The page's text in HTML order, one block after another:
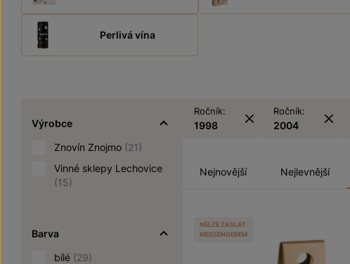
Perlivá vína
Výrobce
Znovín Znojmo (21)
Vinné sklepy Lechovice
(15)
Barva
bílé (29)
Ročník:
1998
Ročník:
2004
Nejnovější Nejlevnější
NELZE ZASLAT
MESSENGEREM